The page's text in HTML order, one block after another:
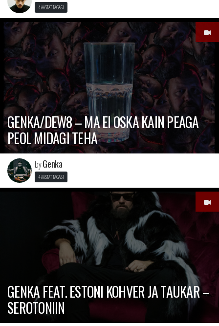
4 AASTAT TAGASI
GENKA/DEW8 – MA EI OSKA KAIN PEAGA
PEOL MIDAGI TEHA
byGenka
4 AASTAT TAGASI
GENKA FEAT. ESTONI KOHVER JA TAUKAR –
SEROTONIIN